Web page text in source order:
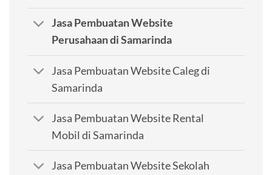
Jasa Pembuatan Website
Perusahaan di Samarinda
Jasa Pembuatan Website Caleg di
Samarinda
Jasa Pembuatan Website Rental
Mobil di Samarinda
Jasa Pembuatan Website Sekolah